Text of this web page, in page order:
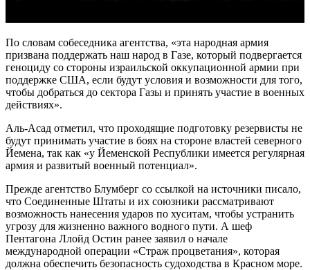
По словам собеседника агентства, «эта народная армия
призвана поддержать наш народ в Газе, который подвергается
геноциду со стороны израильской оккупационной армии при
поддержке США, если будут условия и возможности для того,
чтобы добраться до сектора Газы и принять участие в военных
действиях».
Аль-Асад отметил, что проходящие подготовку резервисты не
будут принимать участие в боях на стороне властей северного
Йемена, так как «у Йеменской Республики имеется регулярная
армия и развитый военный потенциал».
Прежде агентство Блумберг со ссылкой на источники писало,
что Соединенные Штаты и их союзники рассматривают
возможность нанесения ударов по хуситам, чтобы устранить
угрозу для жизненно важного водного пути. А шеф
Пентагона Ллойд Остин ранее заявил о начале
международной операции «Страж процветания», которая
должна обеспечить безопасность судоходства в Красном море.